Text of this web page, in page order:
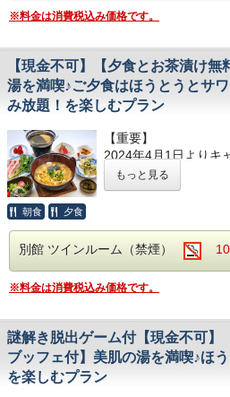
ませください。
また、ご宿泊予定の
前チェックインサー
で、事前にチェック
ます。
【朝食無料 お茶漬け
朝食：オープン7:00
汁・トッピング・ソ
体にやさしい和の朝
3種のかけ汁(だし汁
定番トッピング( 梅干
油炒め・錦糸玉子・
び・三つ葉)
※料金は消費税込み価格です。
【現金不可】【夕食とお茶漬け
湯を満喫♪ご夕食はほうとうとサ
み放題！を楽しむプラン
【重要】
2024年4月1日よりキ
い、ご宿泊料金は、
をしていただくか、
ご到着後、本館フロ
チェックイン用タブ
ませください。
また、ご宿泊予定の
で、事前にチェック
ます。
もっと見る
朝食 夕食
別館 ツインルーム（禁煙）
※料金は消費税込み価格です。
謎解き脱出ゲーム付【現金不可】
ブッフェ付】美肌の湯を満喫♪ほ
を楽しむプラン